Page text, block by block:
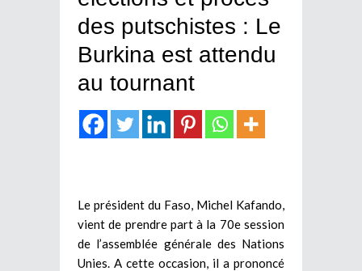
des putschistes : Le
Burkina est attendu
au tournant
Le président du Faso, Michel Kafando,
vient de prendre part à la 70e session
de l’assemblée générale des Nations
Unies. A cette occasion, il a prononcé